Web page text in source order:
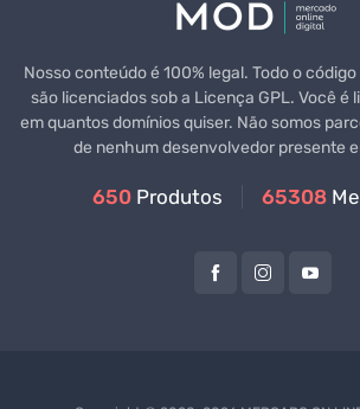
Nosso conteúdo é 100% legal. Todo o
são licenciados sob a Licença GPL. Você é
em quantos domínios quiser. Não somos
de nenhum desenvolvedor presente
650 Produtos 65308